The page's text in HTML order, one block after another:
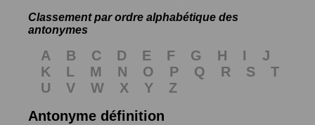
Classement par ordre alphabétique des
antonymes
A B C D E F G H I
J
K
L M N O P Q R S
T
U
V W X Y
Z
Antonyme définition